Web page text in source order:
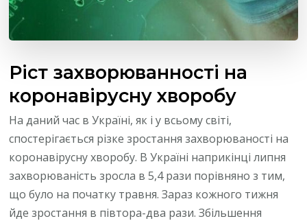
Ріст захворюванності на
коронавірусну хворобу
На даний час в Україні, як і у всьому світі,
спостерігається різке зростання захворюваності на
коронавірусну хворобу. В Україні наприкінці липня
захворюваність зросла в 5,4 рази порівняно з тим,
що було на початку травня. Зараз кожного тижня
йде зростання в півтора-два рази. Збільшення